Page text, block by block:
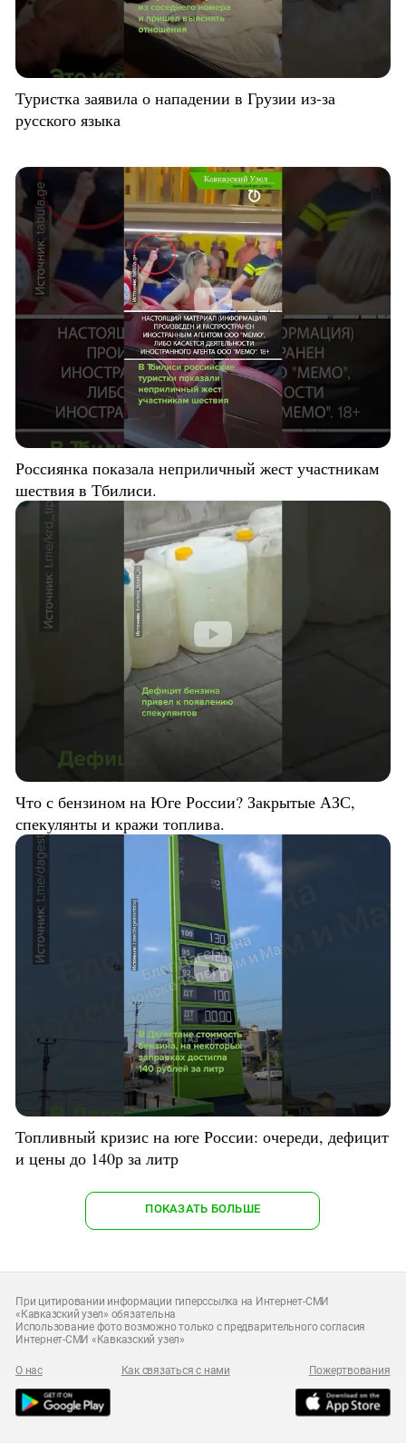
Туристка заявила о нападении в Грузии из-за
русского языка
Россиянка показала неприличный жест участникам
шествия в Тбилиси.
Что с бензином на Юге России? Закрытые АЗС,
спекулянты и кражи топлива.
Топливный кризис на юге России: очереди, дефицит
и цены до 140р за литр
ПОКАЗАТЬ БОЛЬШЕ
При цитировании информации гиперссылка на Интернет-СМИ
«Кавказский узел» обязательна
Использование фото возможно только с предварительного согласия
Интернет-СМИ «Кавказский узел»
О нас Как связаться с нами Пожертвования